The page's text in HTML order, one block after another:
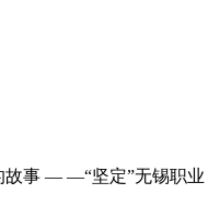
故事 — —“坚定”无锡职业